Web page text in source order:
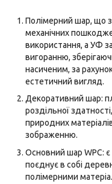
Полімерний шар, що
механічних
використання, а УФ
вигоранню,
насиченим, за
естетичний вигляд.
Декоративний шар:
роздільної
природних
зображенню.
Основний шар WPC:
поєднує в собі
полімерними